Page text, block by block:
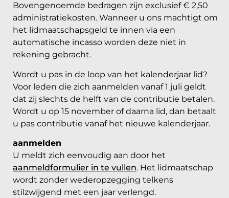
Bovengenoemde bedragen zijn exclusief € 2,50
administratiekosten. Wanneer u ons machtigt om
het lidmaatschapsgeld te innen via een
automatische incasso worden deze niet in
rekening gebracht.
Wordt u pas in de loop van het kalenderjaar lid?
Voor leden die zich aanmelden vanaf 1 juli geldt
dat zij slechts de helft van de contributie betalen.
Wordt u op 15 november of daarna lid, dan betaalt
u pas contributie vanaf het nieuwe kalenderjaar.
aanmelden
U meldt zich eenvoudig aan door het
aanmeldformulier in te vullen. Het lidmaatschap
wordt zonder wederopzegging telkens
stilzwijgend met een jaar verlengd.